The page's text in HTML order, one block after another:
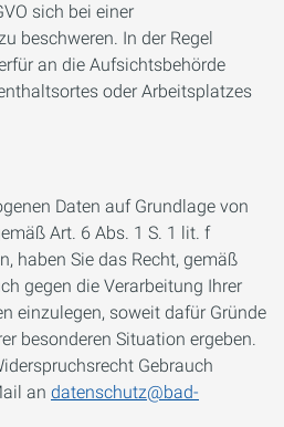
sich bei einer
beschweren. In der Regel
an die Aufsichtsbehörde
oder Arbeitsplatzes
Daten auf Grundlage von
Art. 6 Abs. 1 S. 1 lit. f
haben Sie das Recht, gemäß
gegen die Verarbeitung Ihrer
einzulegen, soweit dafür Gründe
besonderen Situation ergeben.
Gebrauch
an datenschutz@bad-